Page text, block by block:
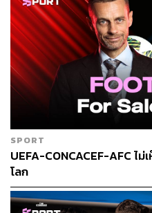
เรื่องนี้สอดคล้องไปในแนวท
ความกังวลในเรื่อง
เกิดขึ้นจากการเพิ่มรายการ
ช่วงปิดฤดูกาล ก่อนหน้าจะถึ
ความจริงควรจะเป็นช่วงเวล
ได้พักก่อนกรำศึกหนัก
หนึ่งในคนที่แสดงความกังวล
กา
“เราบอกไปแล้วว่าสำหรับส
SPORT
UEFA-CONCACEF-AFC ไ
โลก